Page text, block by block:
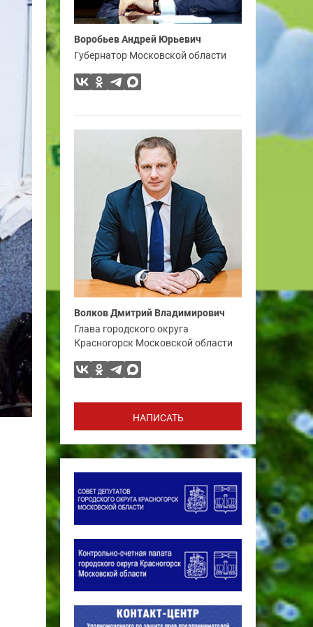
Воробьев Андрей Юрьевич
Губернатор Московской области
Волков Дмитрий Владимирович
Глава городского округа
Красногорск Московской области
НАПИСАТЬ